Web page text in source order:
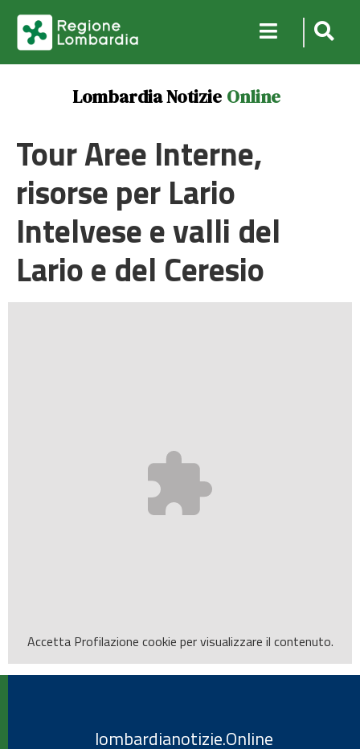
Lombardia Notizie Online
Tour Aree Interne,
risorse per Lario
Intelvese e valli del
Lario e del Ceresio
Accetta Profilazione cookie per visualizzare il contenuto.
lombardianotizie.Online